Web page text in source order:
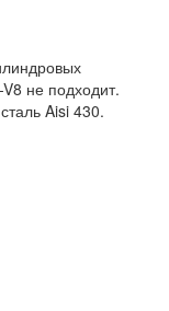
не подходит.
Aisi 430.